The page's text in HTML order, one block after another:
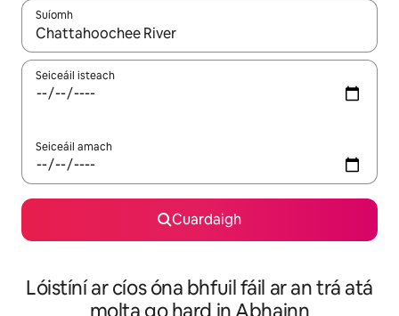
Suíomh
Nuair a bheidh torthaí ar fáil, déan nascleanúint le
Seiceáil isteach
Seiceáil amach
Cuardaigh
Lóistíní ar cíos óna bhfuil fáil ar an trá atá